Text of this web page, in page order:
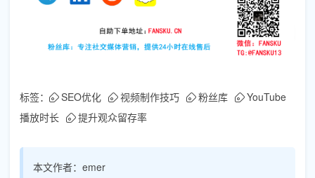
标签： SEO优化 视频制作技巧 粉丝库
YouTube
播放时长
提升观众留存率
本文作者： emer